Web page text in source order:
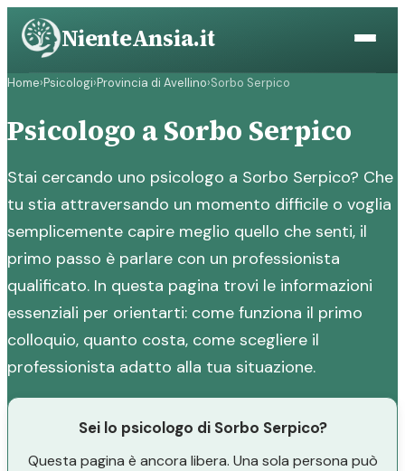
Vai
contenuto
NienteAnsia.it
Home›Psicologi›Provincia di Avellino›Sorbo Serpico
Psicologo a Sorbo Serpico
Stai cercando uno psicologo a Sorbo Serpico? Che
tu stia attraversando un momento difficile o voglia
semplicemente capire meglio quello che senti, il
primo passo è parlare con un professionista
qualificato. In questa pagina trovi le informazioni
essenziali per orientarti: come funziona il primo
colloquio, quanto costa, come scegliere il
professionista adatto alla tua situazione.
Sei lo psicologo di Sorbo Serpico?
Questa pagina è ancora libera. Una sola persona può